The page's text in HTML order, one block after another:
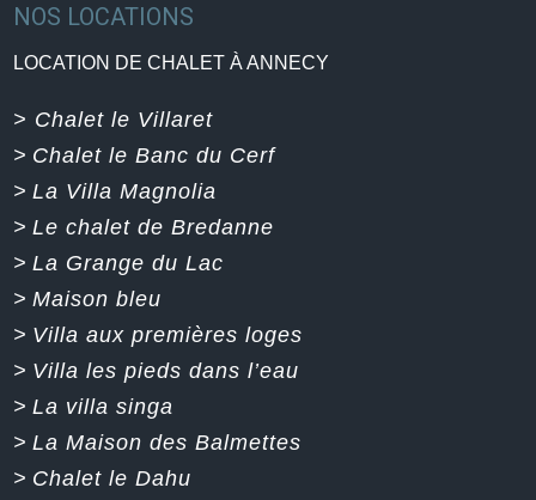
NOS LOCATIONS
LOCATION DE CHALET À ANNECY
> Chalet le Villaret
> Chalet le Banc du Cerf
>La Villa Magnolia
>Le chalet de Bredanne
>La Grange du Lac
>Maison bleu
> Villa aux premières loges
> Villa les pieds dans l’eau
>La villa singa
>La Maison des Balmettes
> Chalet le Dahu